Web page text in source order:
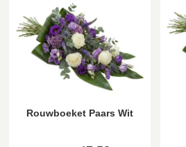
Rouwboeket Paars Wit